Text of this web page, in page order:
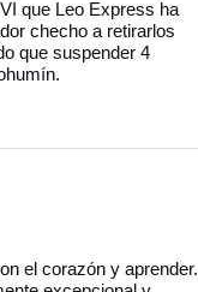
que Leo Express ha
checho a retirarlos
que suspender 4
el corazón y aprender.